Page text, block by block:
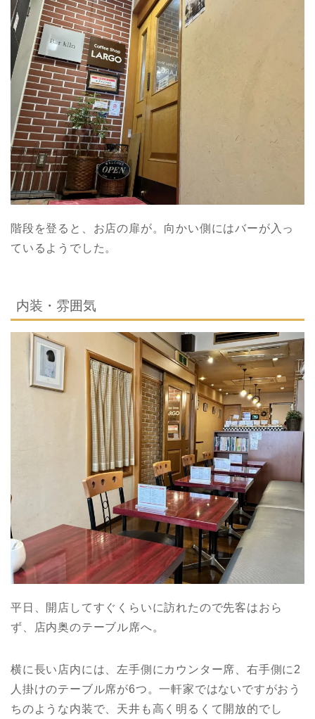
階段を登ると、お店の扉が。向かい側にはバーが入っ
ているようでした。
内装・雰囲気
平日、開店してすぐくらいに訪れたので先客はおら
ず、店内奥のテーブル席へ。
横に長い店内には、左手側にカウンター席、右手側に2
人掛けのテーブル席が6つ。一軒家ではないですがおう
ちのような内装で、天井も高く明るくて開放的でし